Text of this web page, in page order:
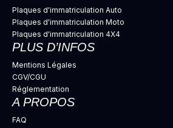
Plaques d'immatriculation Auto
Plaques d'immatriculation Moto
Plaques d'immatriculation 4X4
PLUS D’INFOS
Mentions Légales
CGV/CGU
Réglementation
A PROPOS
FAQ